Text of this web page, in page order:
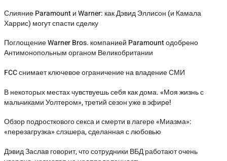
Слияние Paramount и Warner: как Дэвид Эллисон (и Камала
Харрис) могут спасти сделку
Поглощение Warner Bros. компанией Paramount одобрено
Антимонопольным органом Великобритании
FCC снимает ключевое ограничение на владение СМИ
В некоторых местах чувствуешь себя как дома. «Моя жизнь с
мальчиками Уолтером», третий сезон уже в эфире!
Обзор подросткового секса и смерти в лагере «Миазма»:
«перезагрузка» слэшера, сделанная с любовью
Дэвид Заслав говорит, что сотрудники ВБД работают очень